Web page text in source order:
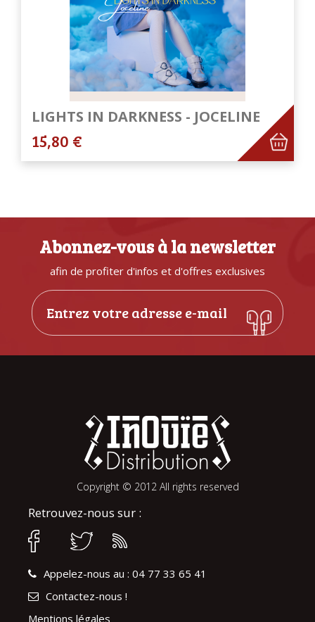
LIGHTS IN DARKNESS - JOCELINE
15,80 €
Abonnez-vous à la newsletter
afin de profiter d'infos et d'offres exclusives
Copyright © 2012 All rights reserved
Retrouvez-nous sur :
Appelez-nous au : 04 77 33 65 41
Contactez-nous !
Mentions légales